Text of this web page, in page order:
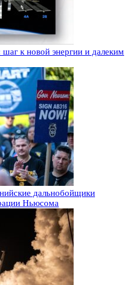
к новой энергии и далеким
дальнобойщики
Ньюсома